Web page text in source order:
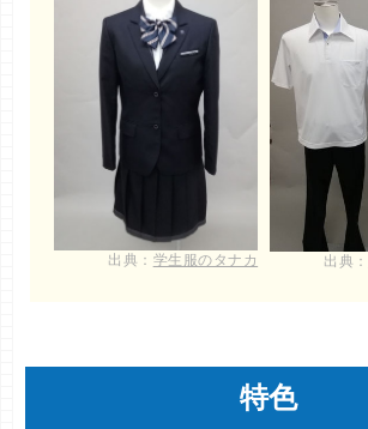
出典： 学生服のタナカ 出典：
特色